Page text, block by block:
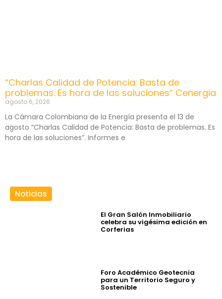
“Charlas Calidad de Potencia: Basta de
problemas. Es hora de las soluciones” Cenergia
agosto 6, 2026
La Cámara Colombiana de la Energía presenta el 13 de
agosto “Charlas Calidad de Potencia: Basta de problemas. Es
hora de las soluciones”. Informes e
Noticias
El Gran Salón Inmobiliario
celebra su vigésima edición en
Corferias
Foro Académico Geotecnia
para un Territorio Seguro y
Sostenible